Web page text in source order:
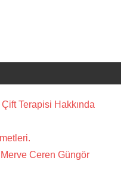
Terapisi Hakkında
Ceren Güngör